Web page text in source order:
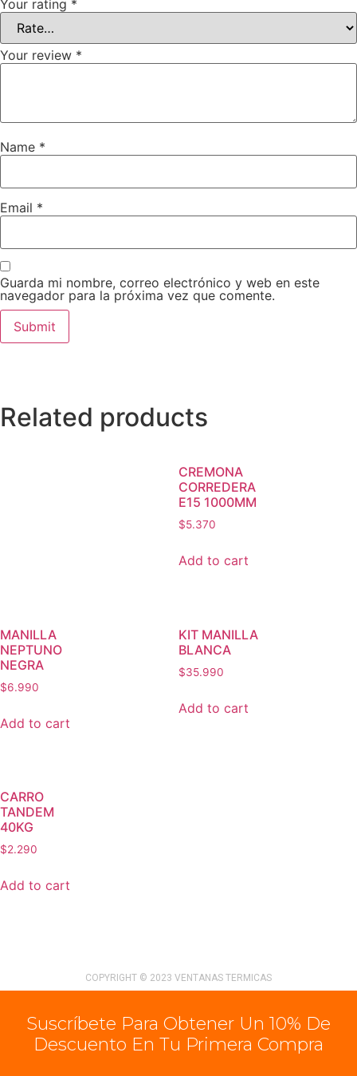
Your rating *
Your review *
Name *
Email *
Guarda mi nombre, correo electrónico y web en este
navegador para la próxima vez que comente.
Related products
CREMONA
CORREDERA
E15 1000MM
$5.370
Add to cart
MANILLA
NEPTUNO
NEGRA
$6.990
Add to cart
KIT MANILLA
BLANCA
$35.990
Add to cart
CARRO
TANDEM
40KG
$2.290
Add to cart
COPYRIGHT © 2023 VENTANAS TERMICAS
Suscríbete Para Obtener Un 10% De
Descuento En Tu Primera Compra